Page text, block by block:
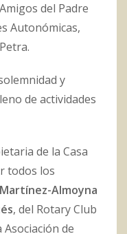
del Padre
Autonómicas,
y
de actividades
de la Casa
todos los
Almoyna
, del Rotary Club
de